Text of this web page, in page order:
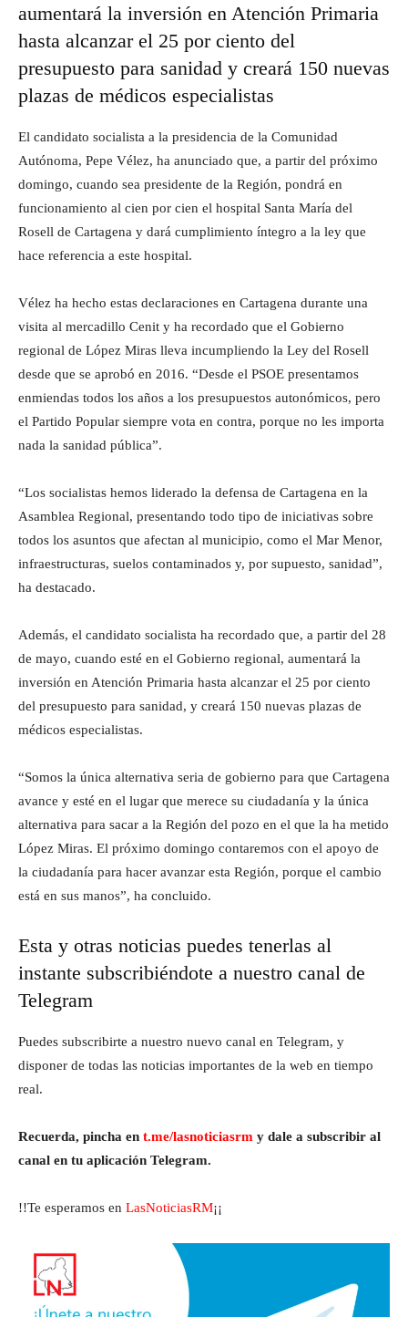
aumentará la inversión en Atención Primaria
hasta alcanzar el 25 por ciento del
presupuesto para sanidad y creará 150 nuevas
plazas de médicos especialistas
El candidato socialista a la presidencia de la Comunidad
Autónoma, Pepe Vélez, ha anunciado que, a partir del próximo
domingo, cuando sea presidente de la Región, pondrá en
funcionamiento al cien por cien el hospital Santa María del
Rosell de Cartagena y dará cumplimiento íntegro a la ley que
hace referencia a este hospital.
Vélez ha hecho estas declaraciones en Cartagena durante una
visita al mercadillo Cenit y ha recordado que el Gobierno
regional de López Miras lleva incumpliendo la Ley del Rosell
desde que se aprobó en 2016. “Desde el PSOE presentamos
enmiendas todos los años a los presupuestos autonómicos, pero
el Partido Popular siempre vota en contra, porque no les importa
nada la sanidad pública”.
“Los socialistas hemos liderado la defensa de Cartagena en la
Asamblea Regional, presentando todo tipo de iniciativas sobre
todos los asuntos que afectan al municipio, como el Mar Menor,
infraestructuras, suelos contaminados y, por supuesto, sanidad”,
ha destacado.
Además, el candidato socialista ha recordado que, a partir del 28
de mayo, cuando esté en el Gobierno regional, aumentará la
inversión en Atención Primaria hasta alcanzar el 25 por ciento
del presupuesto para sanidad, y creará 150 nuevas plazas de
médicos especialistas.
“Somos la única alternativa seria de gobierno para que Cartagena
avance y esté en el lugar que merece su ciudadanía y la única
alternativa para sacar a la Región del pozo en el que la ha metido
López Miras. El próximo domingo contaremos con el apoyo de
la ciudadanía para hacer avanzar esta Región, porque el cambio
está en sus manos”, ha concluido.
Esta y otras noticias puedes tenerlas al
instante subscribiéndote a nuestro canal de
Telegram
Puedes subscribirte a nuestro nuevo canal en Telegram, y
disponer de todas las noticias importantes de la web en tiempo
real.
Recuerda, pincha en t.me/lasnoticiasrm y dale a subscribir al
canal en tu aplicación Telegram.
!!Te esperamos en LasNoticiasRM¡¡